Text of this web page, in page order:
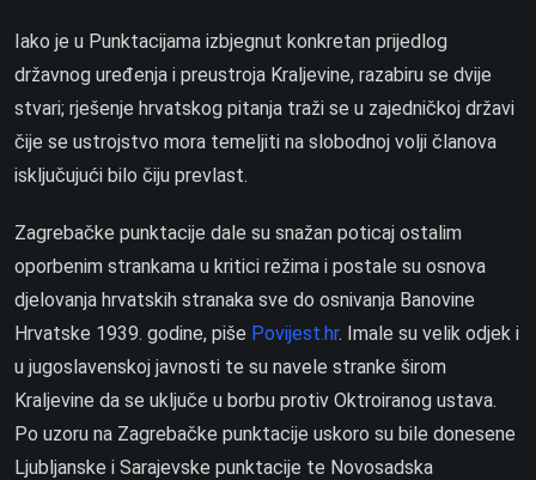
Iako je u Punktacijama izbjegnut konkretan prijedlog
državnog uređenja i preustroja Kraljevine, razabiru se dvije
stvari; rješenje hrvatskog pitanja traži se u zajedničkoj državi
čije se ustrojstvo mora temeljiti na slobodnoj volji članova
isključujući bilo čiju prevlast.
Zagrebačke punktacije dale su snažan poticaj ostalim
oporbenim strankama u kritici režima i postale su osnova
djelovanja hrvatskih stranaka sve do osnivanja Banovine
Hrvatske 1939. godine, piše Povijest.hr. Imale su velik odjek i
u jugoslavenskoj javnosti te su navele stranke širom
Kraljevine da se uključe u borbu protiv Oktroiranog ustava.
Po uzoru na Zagrebačke punktacije uskoro su bile donesene
Ljubljanske i Sarajevske punktacije te Novosadska